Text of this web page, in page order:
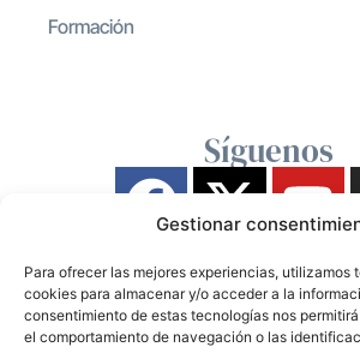
Gestionar
Para ofrecer las mejores experiencias, utilizamos
cookies para almacenar y/o acceder a la
consentimiento de estas tecnologías nos
el comportamiento de navegación o las
Formación
Síguenos